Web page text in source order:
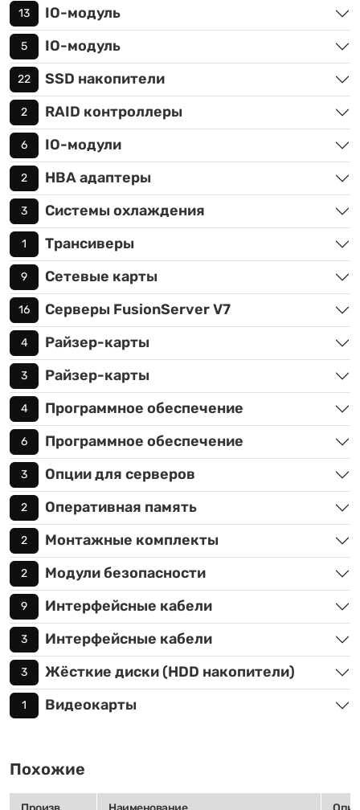
13 IO-модуль
5 IO-модуль
22 SSD накопители
2 RAID контроллеры
6 IO-модули
2 HBA адаптеры
3 Системы охлаждения
1 Трансиверы
9 Сетевые карты
16 Серверы FusionServer V7
4 Райзер-карты
3 Райзер-карты
4 Программное обеспечение
6 Программное обеспечение
3 Опции для серверов
2 Оперативная память
2 Монтажные комплекты
2 Модули безопасности
9 Интерфейсные кабели
3 Интерфейсные кабели
3 Жёсткие диски (HDD накопители)
1 Видеокарты
Похожие